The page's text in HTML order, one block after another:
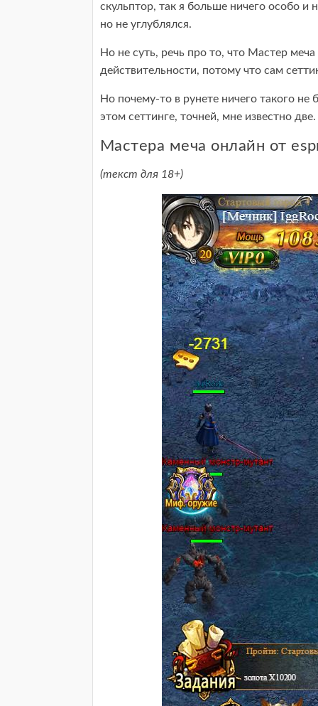
скульптор, так я больше ничего особо и
но не углублялся.
Но не суть, речь про то, что Мастер
действительности, потому что сам
Но почему-то в рунете ничего такого не
этом сеттинге, точней, мне известно две.
Мастера меча онлайн от
(текст для 18+)